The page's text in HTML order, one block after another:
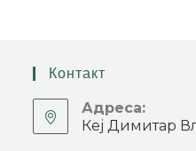
Контакт
Адреса:
Кеј Димитар